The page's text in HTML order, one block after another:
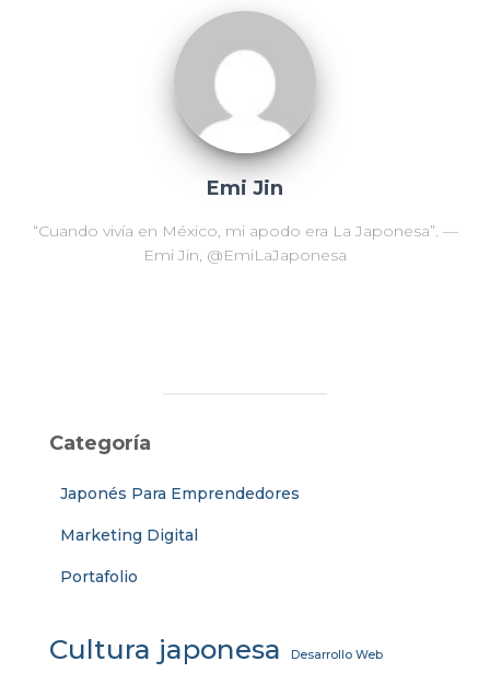
Emi Jin
“Cuando vivía en México, mi apodo era La Japonesa”. —
Emi Jin, @EmiLaJaponesa
Categoría
Japonés Para Emprendedores
Marketing Digital
Portafolio
Cultura japonesa Desarrollo Web